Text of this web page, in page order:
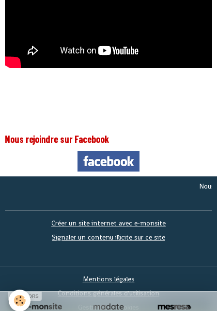
Nous rejoindre sur Facebook
Nous
Créer un site internet avec e-monsite
Signaler un contenu illicite sur ce site
Mentions légales
Conditions générales d'utilisation
Gestion des cookies
SPONSORS